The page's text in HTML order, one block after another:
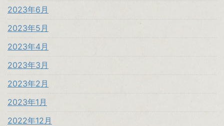
2023年6月
2023年5月
2023年4月
2023年3月
2023年2月
2023年1月
2022年12月